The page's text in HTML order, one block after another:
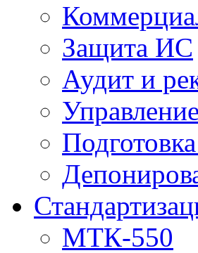
Защита ИС
Аудит и
МТК-550